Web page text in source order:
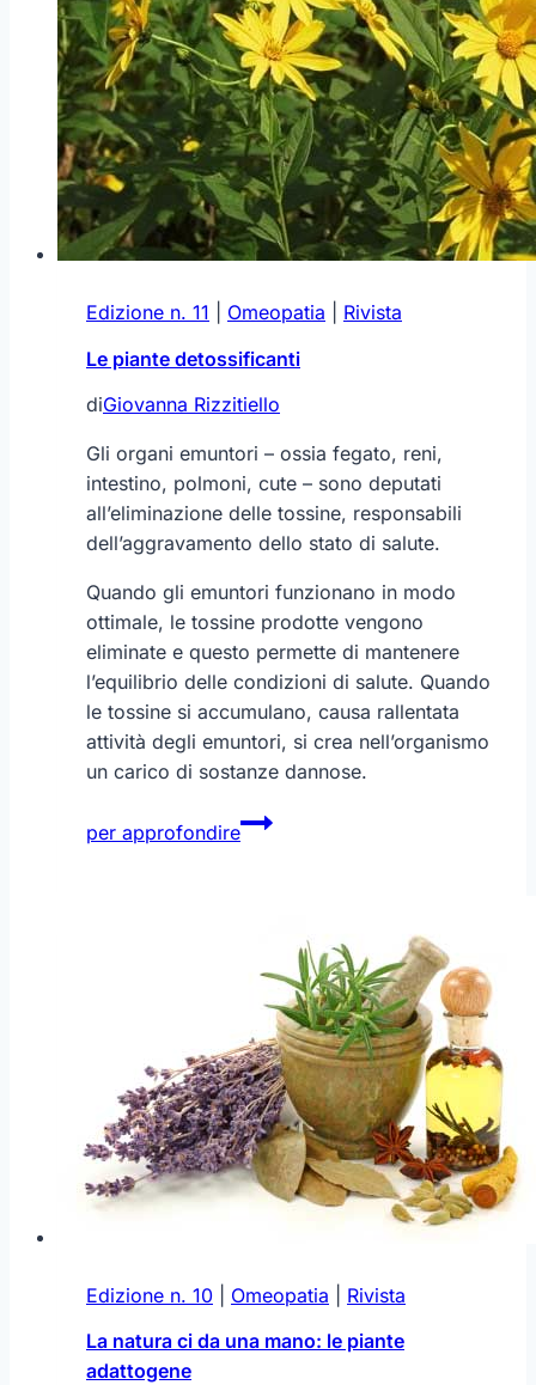
Edizione n. 11 Omeopatia
Rivista
Le piante detossificanti
diGiovanna Rizzitiello
Gli organi emuntori – ossia fegato, reni,
intestino, polmoni, cute – sono deputati
all’eliminazione delle tossine, responsabili
dell’aggravamento dello stato di salute.
Quando gli emuntori funzionano in modo
ottimale, le tossine prodotte vengono
eliminate e questo permette di mantenere
l’equilibrio delle condizioni di salute. Quando
le tossine si accumulano, causa rallentata
attività degli emuntori, si crea nell’organismo
un carico di sostanze dannose.
per approfondire
Le
piante
Edizione n. 10 Omeopatia
Rivista
La natura ci da una mano: le piante
adattogene